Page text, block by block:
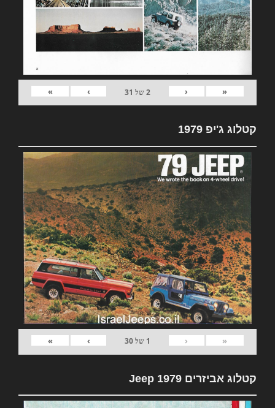
«
‹
2של 31
›
»
קטלוג ג'יפ 1979
«
‹
1 של30
›
»
קטלוג אביזרים 1979 Jeep